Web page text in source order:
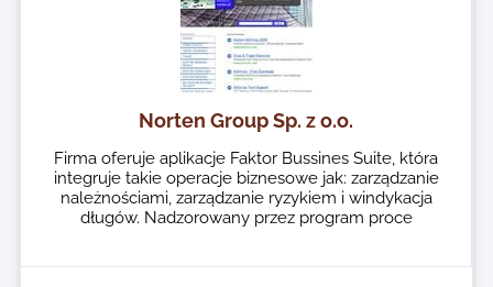
Norten Group Sp. z o.o.
Firma oferuje aplikacje Faktor Bussines Suite, która
integruje takie operacje biznesowe jak: zarządzanie
należnościami, zarządzanie ryzykiem i windykacja
długów. Nadzorowany przez program proce